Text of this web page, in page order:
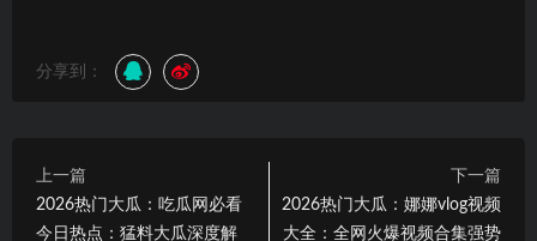
分享到：
上一篇
2026热门大瓜：吃瓜网必看
今日热点：猛料大瓜深度解
下一篇
2026热门大瓜：娜娜vlog视频
大全：全网火爆视频合集强势